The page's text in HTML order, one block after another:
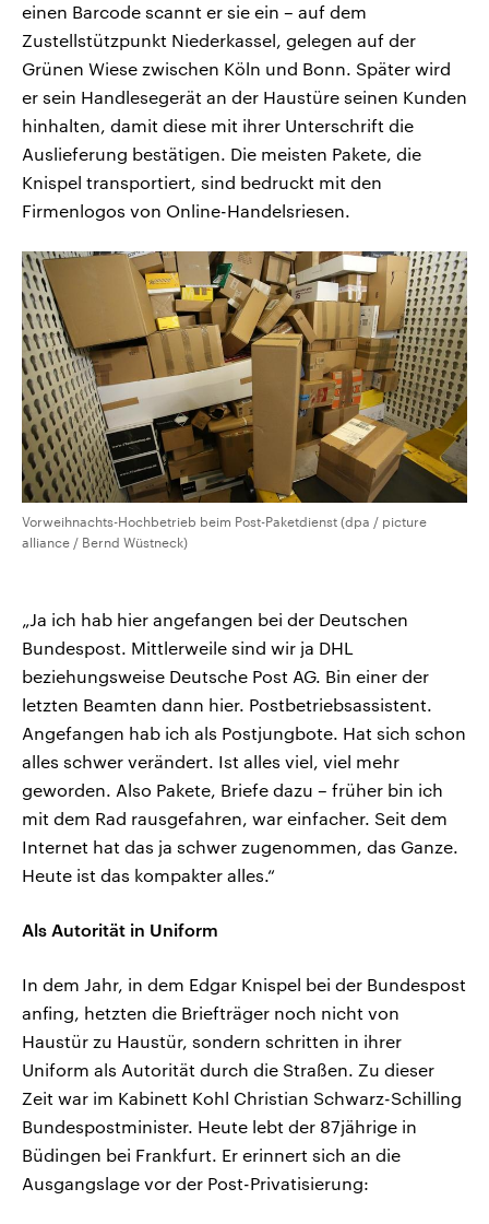
einen Barcode scannt er sie ein – auf dem
Zustellstützpunkt Niederkassel, gelegen auf der
Grünen Wiese zwischen Köln und Bonn. Später wird
er sein Handlesegerät an der Haustüre seinen Kunden
hinhalten, damit diese mit ihrer Unterschrift die
Auslieferung bestätigen. Die meisten Pakete, die
Knispel transportiert, sind bedruckt mit den
Firmenlogos von Online-Handelsriesen.
Vorweihnachts-Hochbetrieb beim Post-Paketdienst (dpa / picture
alliance / Bernd Wüstneck)
„Ja ich hab hier angefangen bei der Deutschen
Bundespost. Mittlerweile sind wir ja DHL
beziehungsweise Deutsche Post AG. Bin einer der
letzten Beamten dann hier. Postbetriebsassistent.
Angefangen hab ich als Postjungbote. Hat sich schon
alles schwer verändert. Ist alles viel, viel mehr
geworden. Also Pakete, Briefe dazu – früher bin ich
mit dem Rad rausgefahren, war einfacher. Seit dem
Internet hat das ja schwer zugenommen, das Ganze.
Heute ist das kompakter alles.“
Als Autorität in Uniform
In dem Jahr, in dem Edgar Knispel bei der Bundespost
anfing, hetzten die Briefträger noch nicht von
Haustür zu Haustür, sondern schritten in ihrer
Uniform als Autorität durch die Straßen. Zu dieser
Zeit war im Kabinett Kohl Christian Schwarz-Schilling
Bundespostminister. Heute lebt der 87jährige in
Büdingen bei Frankfurt. Er erinnert sich an die
Ausgangslage vor der Post-Privatisierung: